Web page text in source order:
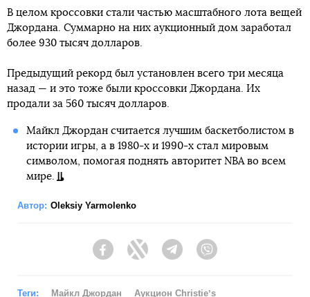
В целом кроссовки стали частью масштабного лота вещей
Джордана. Суммарно на них аукционный дом заработал
более 930 тысяч долларов.
Предыдущий рекорд был установлен всего три месяца
назад — и это тоже были кроссовки Джордана. Их
продали за 560 тысяч долларов.
Майкл Джордан считается лучшим баскетболистом в
истории игры, а в 1980-х и 1990-х стал мировым
символом, помогая поднять авторитет NBA во всем
мире.
Автор: Oleksiy Yarmolenko
FacebookTwitter Telegram
Теги: Майкл Джордан Аукцион Christieʼs